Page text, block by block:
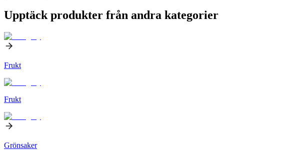
Upptäck produkter från andra kategorier
Frukt
Frukt
Grönsaker